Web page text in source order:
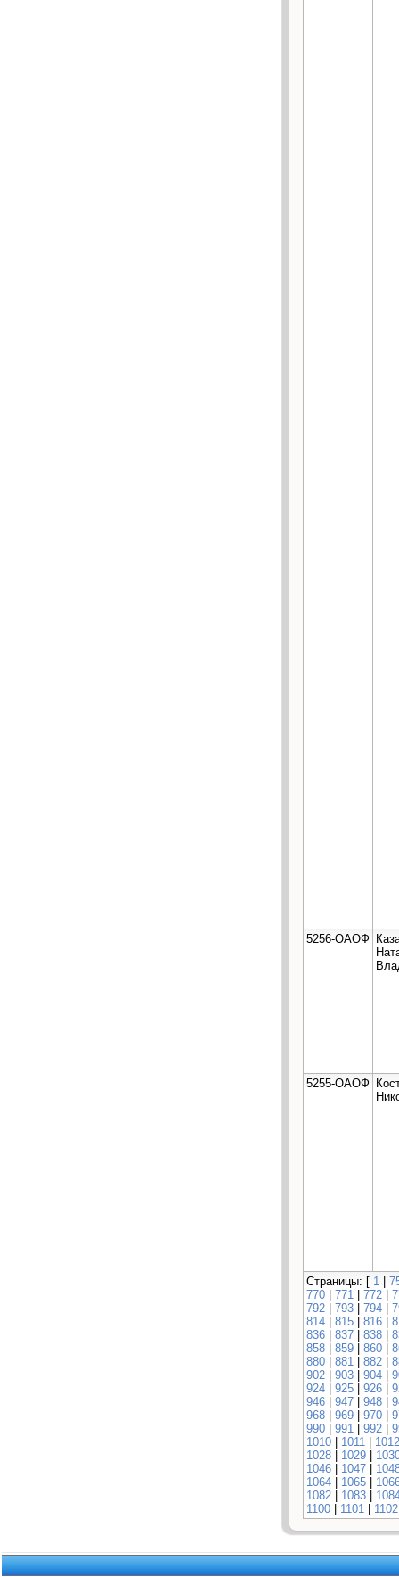
5256-ОАОФ
5255-ОАОФ
Страницы: [ 1 |
770 | 771 | 772 |
792 | 793 | 794 |
814 | 815 | 816 |
836 | 837 | 838 |
858 | 859 | 860 |
880 | 881 | 882 |
902 | 903 | 904 |
924 | 925 | 926 |
946 | 947 | 948 |
968 | 969 | 970 |
990 | 991 | 992 |
1010 | 1011 | 1012
1028 | 1029 |
1046 | 1047 |
1064 | 1065 |
1082 | 1083 |
1100 | 1101 | 1102